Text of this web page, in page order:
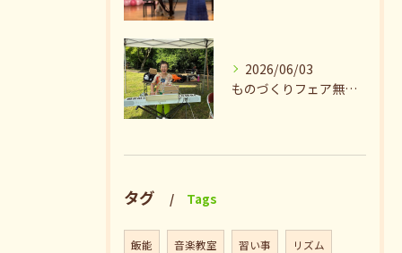
2026/06/03
ものづくりフェア無事終了♪ありがとうございました。
タグ Tags
飯能 音楽教室 習い事 リズム